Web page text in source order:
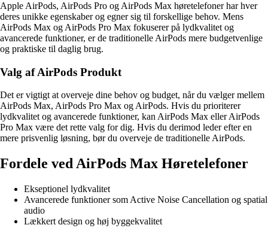
Apple AirPods, AirPods Pro og AirPods Max høretelefoner har hver
deres unikke egenskaber og egner sig til forskellige behov. Mens
AirPods Max og AirPods Pro Max fokuserer på lydkvalitet og
avancerede funktioner, er de traditionelle AirPods mere budgetvenlige
og praktiske til daglig brug.
Valg af AirPods Produkt
Det er vigtigt at overveje dine behov og budget, når du vælger mellem
AirPods Max, AirPods Pro Max og AirPods. Hvis du prioriterer
lydkvalitet og avancerede funktioner, kan AirPods Max eller AirPods
Pro Max være det rette valg for dig. Hvis du derimod leder efter en
mere prisvenlig løsning, bør du overveje de traditionelle AirPods.
Fordele ved AirPods Max Høretelefoner
Ekseptionel lydkvalitet
Avancerede funktioner som Active Noise Cancellation og spatial
audio
Lækkert design og høj byggekvalitet